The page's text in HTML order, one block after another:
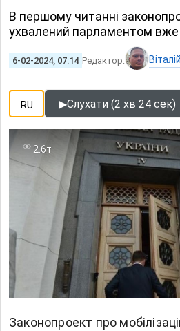
В першому читанні
ухвалений парламентом вже
6-02-2024, 07:14 Редактор:
RU ▶Слухати (2 хв 24 сек)
2.6т
Законопроект про